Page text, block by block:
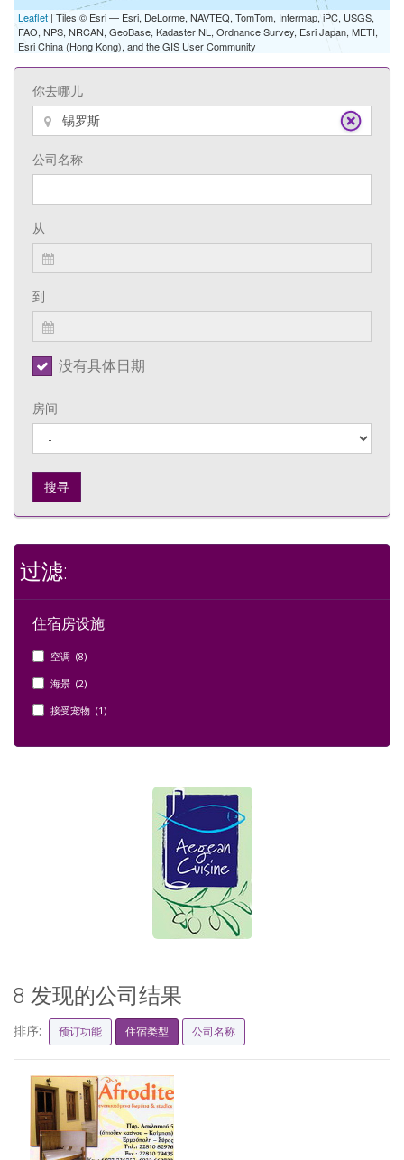
Leaflet | Tiles © Esri — Esri, DeLorme, NAVTEQ, TomTom, Intermap, iPC, USGS,
FAO, NPS, NRCAN, GeoBase, Kadaster NL, Ordnance Survey, Esri Japan, METI,
Esri China (Hong Kong), and the GIS User Community
你去哪儿
公司名称
从
到
没有具体日期
房间
搜寻
过滤:
住宿房设施
空调 (8)
海景 (2)
接受宠物 (1)
8 发现的公司结果
排序: 预订功能 住宿类型 公司名称